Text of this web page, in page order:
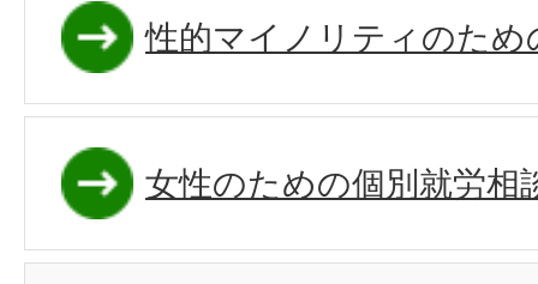
性的マイノリティのため
女性のための個別就労相